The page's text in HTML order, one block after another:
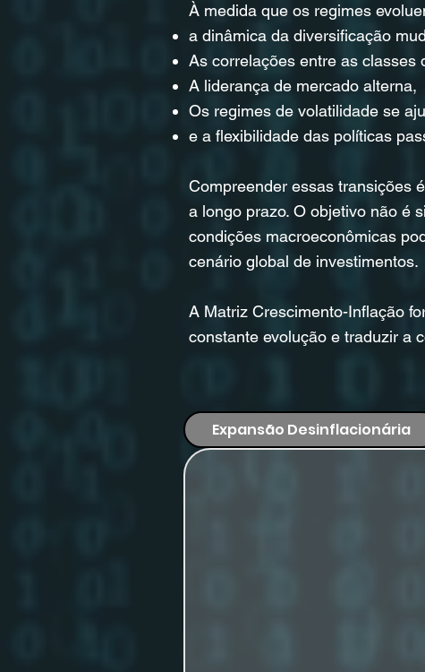
À medida que os regimes
a dinâmica da diversificação
As correlações entre as classes
A liderança de mercado alterna,
Os regimes de volatilidade se
e a flexibilidade das políticas
Compreender essas transições
a longo prazo. O objetivo não é
condições macroeconômicas
cenário global de investimentos.
A Matriz Crescimento-Inflação
constante evolução e traduzir a
Expansão Desinflacionária